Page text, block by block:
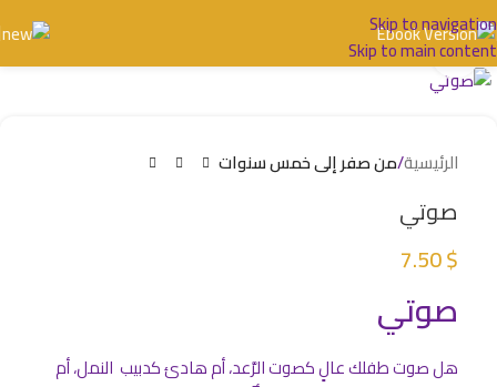
Skip to navigation
Skip to main content
اضغط للتكبير
الرئيسية من صفر إلى خمس سنوات
صوتي
7.50$
صوتي
هل صوت طفلك عالٍ كصوت الرَّعد، أم هادئ كدبيب النمل، أم